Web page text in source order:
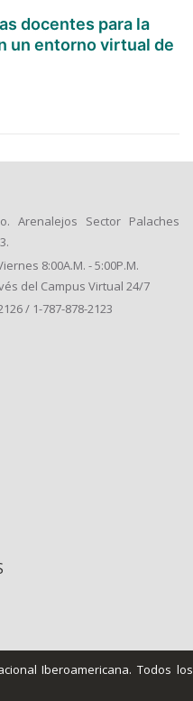
docentes para la
un entorno virtual de
Arenalejos Sector Palaches
8:00A.M. - 5:00P.M.
del Campus Virtual 24/7
/ 1-787-878-2123
Iberoamericana. Todos los